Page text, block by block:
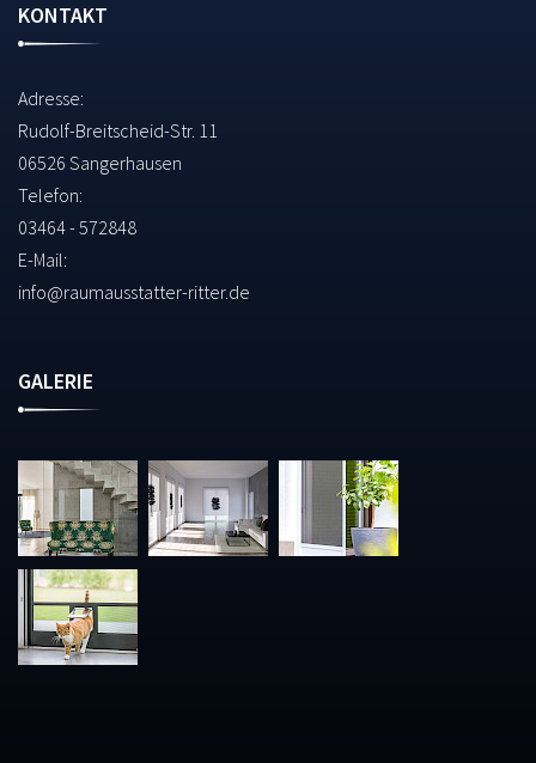
KONTAKT
Adresse:
Rudolf-Breitscheid-Str. 11
06526 Sangerhausen
Telefon:
03464 - 572848
E-Mail:
info@raumausstatter-ritter.de
GALERIE